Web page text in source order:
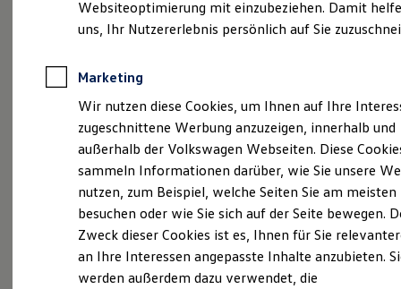
Großkunden
Behörden
Anpfiff zum Gewinn
Elektroautos
ID. Tutorials
Elektrofahrzeugkonzepte
Reichweite
Reichweite der ID. Modelle
Reichweite im Winter
Laden
Laden unterwegs
Laden Zuhause
(Impressum & Rechtliches)
Probefahrt vereinbaren
Websiteoptimierung mit einzubeziehen. Damit
uns, Ihr Nutzererlebnis persönlich auf Sie
Marketing
Wir nutzen diese Cookies, um Ihnen auf Ihre
zugeschnittene Werbung anzuzeigen, innerhalb und
außerhalb der Volkswagen Webseiten. Diese
sammeln Informationen darüber, wie Sie unsere
nutzen, zum Beispiel, welche Seiten Sie am meisten
besuchen oder wie Sie sich auf der Seite bewegen.
Zweck dieser Cookies ist es, Ihnen für Sie
an Ihre Interessen angepasste Inhalte anzubieten.
werden außerdem dazu verwendet, die